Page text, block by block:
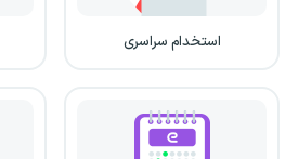
استخدام سراسری